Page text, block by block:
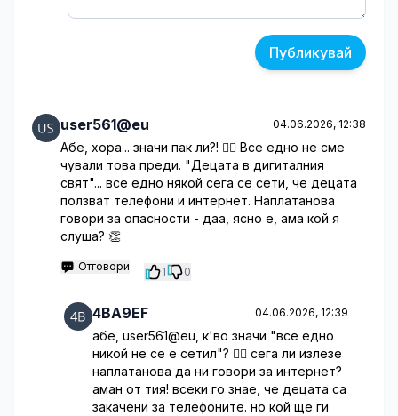
Публикувай
user561@eu 04.06.2026, 12:38
Абе, хора... значи пак ли?! 🤦‍♂️ Все едно не сме
чували това преди. "Децата в дигиталния
свят"... все едно някой сега се сети, че децата
ползват телефони и интернет. Наплатанова
говори за опасности - даа, ясно е, ама кой я
слуша? 👏
Отговори 1 0
4BA9EF 04.06.2026, 12:39
абе, user561@eu, к'во значи "все едно
никой не се е сетил"? 🤦‍♀️ сега ли излезе
наплатанова да ни говори за интернет?
аман от тия! всеки го знае, че децата са
закачени за телефоните. но кой ще ги